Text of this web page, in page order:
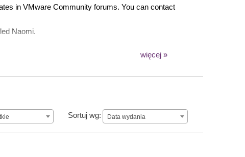
in VMware Community forums. You can contact
Naomi.
więcej »
Sortuj wg: Data wydania
Data wydania